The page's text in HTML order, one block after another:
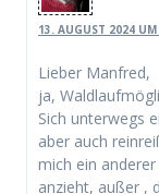
13. AUGUST 2024
Lieber Manfred,
ja,
Sich unterwegs
aber auch
mich ein
anzieht, außer ,